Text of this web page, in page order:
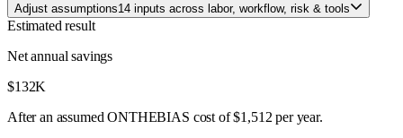
Adjust assumptions14 inputs across labor, workflow, risk & tools
Estimated result
Net annual savings
$132K
After an assumed ONTHEBIAS cost of$1,512 per year.